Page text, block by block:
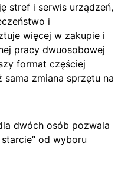
stref i serwis urządzeń,
i
więcej w zakupie i
pracy dwuosobowej
format częściej
sama zmiana sprzętu na
dwóch osób pozwala
od wyboru